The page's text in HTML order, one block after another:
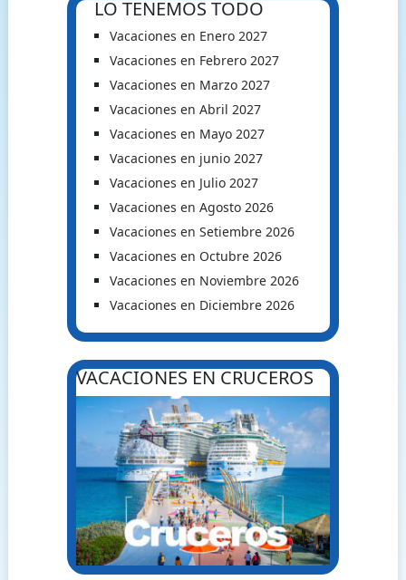
LO TENEMOS TODO
Vacaciones en Enero 2027
Vacaciones en Febrero 2027
Vacaciones en Marzo 2027
Vacaciones en Abril 2027
Vacaciones en Mayo 2027
Vacaciones en junio 2027
Vacaciones en Julio 2027
Vacaciones en Agosto 2026
Vacaciones en Setiembre 2026
Vacaciones en Octubre 2026
Vacaciones en Noviembre 2026
Vacaciones en Diciembre 2026
VACACIONES EN CRUCEROS